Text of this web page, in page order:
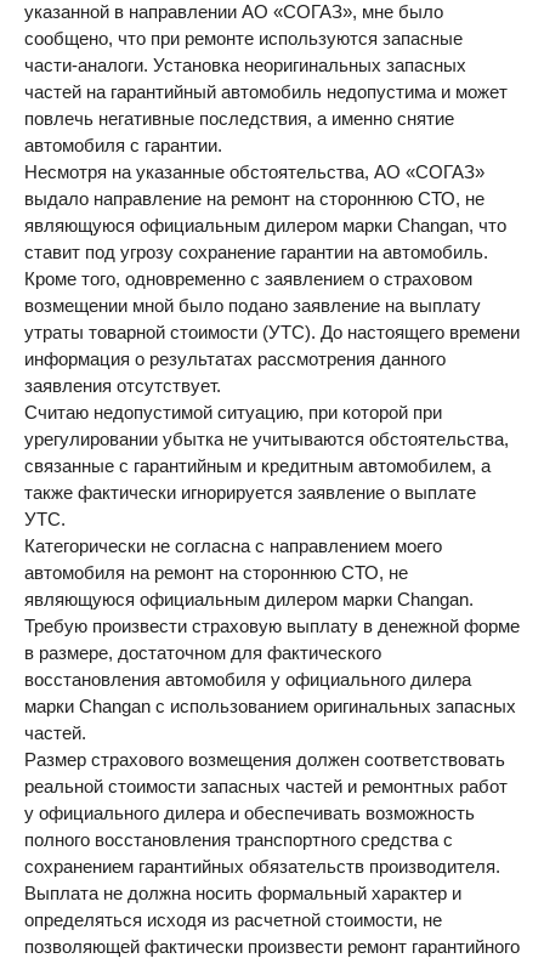
указанной в направлении АО «СОГАЗ», мне было
сообщено, что при ремонте используются запасные
части-аналоги. Установка неоригинальных запасных
частей на гарантийный автомобиль недопустима и может
повлечь негативные последствия, а именно снятие
автомобиля с гарантии.
Несмотря на указанные обстоятельства, АО «СОГАЗ»
выдало направление на ремонт на стороннюю СТО, не
являющуюся официальным дилером марки Changan, что
ставит под угрозу сохранение гарантии на автомобиль.
Кроме того, одновременно с заявлением о страховом
возмещении мной было подано заявление на выплату
утраты товарной стоимости (УТС). До настоящего времени
информация о результатах рассмотрения данного
заявления отсутствует.
Считаю недопустимой ситуацию, при которой при
урегулировании убытка не учитываются обстоятельства,
связанные с гарантийным и кредитным автомобилем, а
также фактически игнорируется заявление о выплате
УТС.
Категорически не согласна с направлением моего
автомобиля на ремонт на стороннюю СТО, не
являющуюся официальным дилером марки Changan.
Требую произвести страховую выплату в денежной форме
в размере, достаточном для фактического
восстановления автомобиля у официального дилера
марки Changan с использованием оригинальных запасных
частей.
Размер страхового возмещения должен соответствовать
реальной стоимости запасных частей и ремонтных работ
у официального дилера и обеспечивать возможность
полного восстановления транспортного средства с
сохранением гарантийных обязательств производителя.
Выплата не должна носить формальный характер и
определяться исходя из расчетной стоимости, не
позволяющей фактически произвести ремонт гарантийного